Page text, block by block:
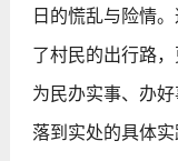
日的慌乱与险情
了村民的出行路
为民办实事、办
落到实处的具体实